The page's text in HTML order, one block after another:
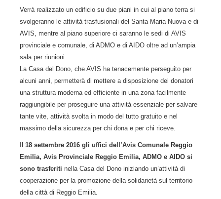
Verrà realizzato un edificio su due piani in cui al piano terra si
svolgeranno le attività trasfusionali del Santa Maria Nuova e di
AVIS, mentre al piano superiore ci saranno le sedi di AVIS
provinciale e comunale, di ADMO e di AIDO oltre ad un’ampia
sala per riunioni.
La Casa del Dono, che AVIS ha tenacemente perseguito per
alcuni anni, permetterà di mettere a disposizione dei donatori
una struttura moderna ed efficiente in una zona facilmente
raggiungibile per proseguire una attività essenziale per salvare
tante vite, attività svolta in modo del tutto gratuito e nel
massimo della sicurezza per chi dona e per chi riceve.
Il 18 settembre 2016 gli uffici dell’Avis Comunale Reggio
Emilia, Avis Provinciale Reggio Emilia, ADMO e AIDO si
sono trasferiti nella Casa del Dono iniziando un’attività di
cooperazione per la promozione della solidarietà sul territorio
della città di Reggio Emilia.